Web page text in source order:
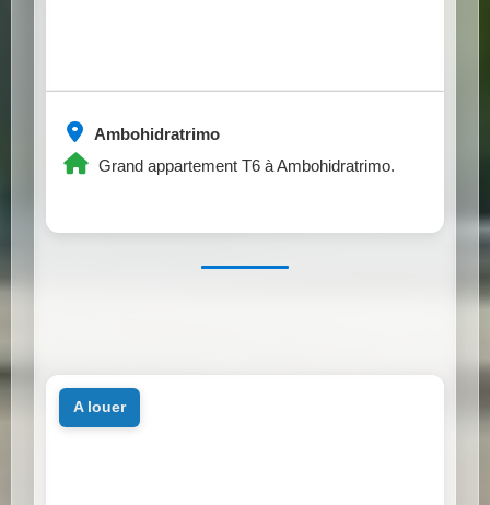
Ambohidratrimo
Grand appartement T6 à Ambohidratrimo.
a louer